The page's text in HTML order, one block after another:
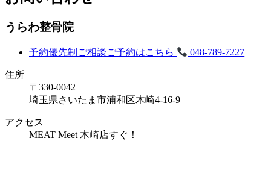
うらわ整骨院
予約優先制 ご相談ご予約はこちら 048-789-7227
住所
〒330-0042
埼玉県さいたま市浦和区木崎4-16-9
アクセス
MEAT Meet 木崎店すぐ！